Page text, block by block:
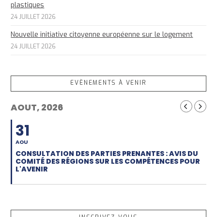
plastiques
24 JUILLET 2026
Nouvelle initiative citoyenne européenne sur le logement
24 JUILLET 2026
EVÈNEMENTS À VENIR
AOUT, 2026
31
AOU
CONSULTATION DES PARTIES PRENANTES : AVIS DU
COMITÉ DES RÉGIONS SUR LES COMPÉTENCES POUR
L'AVENIR